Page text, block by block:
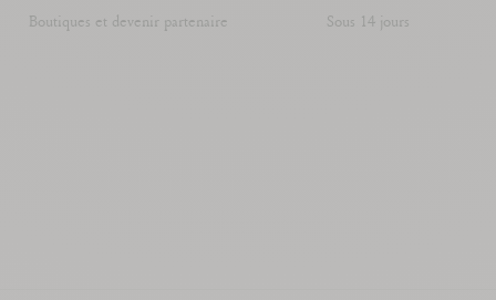
Boutiques et devenir partenaire Sous 14 jours